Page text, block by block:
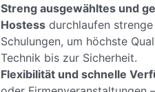
Streng ausgewähltes und
Hostess durchlaufen
Schulungen, um höchste
Technik bis zur Sicherheit.
Flexibilität und schnelle